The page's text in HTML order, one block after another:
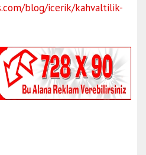
blog/icerik/kahvaltilik-